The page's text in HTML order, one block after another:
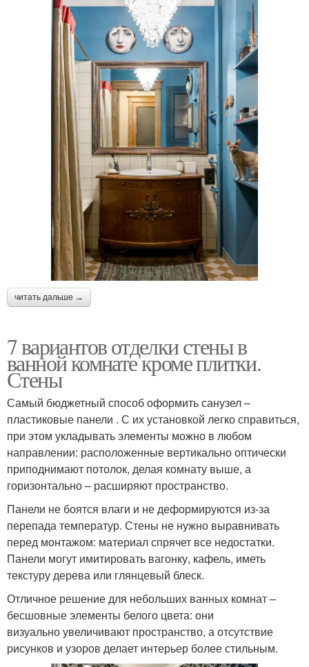
читать дальше →
7 вариантов отделки стены в
ванной комнате кроме плитки.
Стены
Самый бюджетный способ оформить санузел –
пластиковые панели . С их установкой легко справиться,
при этом укладывать элементы можно в любом
направлении: расположенные вертикально оптически
приподнимают потолок, делая комнату выше, а
горизонтально – расширяют пространство.
Панели не боятся влаги и не деформируются из-за
перепада температур. Стены не нужно выравнивать
перед монтажом: материал спрячет все недостатки.
Панели могут имитировать вагонку, кафель, иметь
текстуру дерева или глянцевый блеск.
Отличное решение для небольших ванных комнат –
бесшовные элементы белого цвета: они
визуально увеличивают пространство, а отсутствие
рисунков и узоров делает интерьер более стильным.